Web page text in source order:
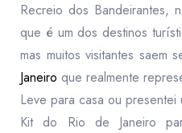
Recreio dos Bandeirantes,
que é um dos destinos
mas muitos visitantes saem
Janeiro que realmente
Leve para casa ou
Kit do Rio de Janeiro